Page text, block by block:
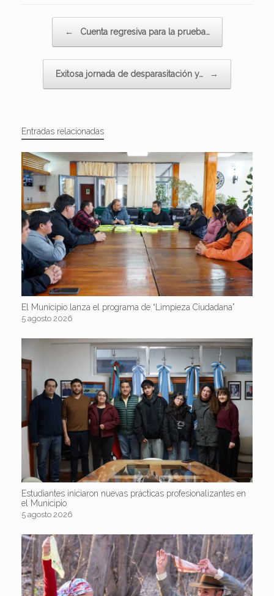
← Cuenta regresiva para la prueba…
Exitosa jornada de desparasitación y… →
Entradas relacionadas
El Municipio lanza el programa de “Limpieza Ciudadana”
5 agosto 2026
Estudiantes iniciaron nuevas prácticas profesionalizantes en
el Municipio
5 agosto 2026